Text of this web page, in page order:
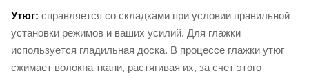
Утюг: справляется со складками при условии правильной
установки режимов и ваших усилий. Для глажки
используется гладильная доска. В процессе глажки утюг
сжимает волокна ткани, растягивая их, за счет этого